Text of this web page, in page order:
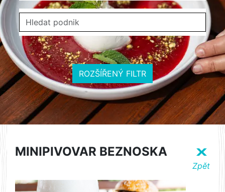
ROZŠÍŘENÝ FILTR
MINIPIVOVAR BEZNOSKA X
Zpět